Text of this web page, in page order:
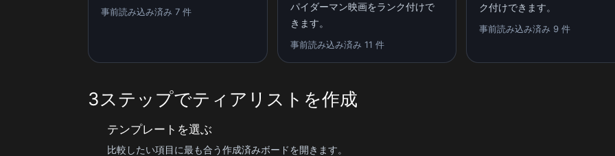
事前読み込み済み 7 件
パイダーマン映画をランク付けで
きます。
事前読み込み済み 11 件
ク付けできます。
事前読み込み済み 9 件
3ステップでティアリストを作成
テンプレートを選ぶ
比較したい項目に最も合う作成済みボードを開きます。